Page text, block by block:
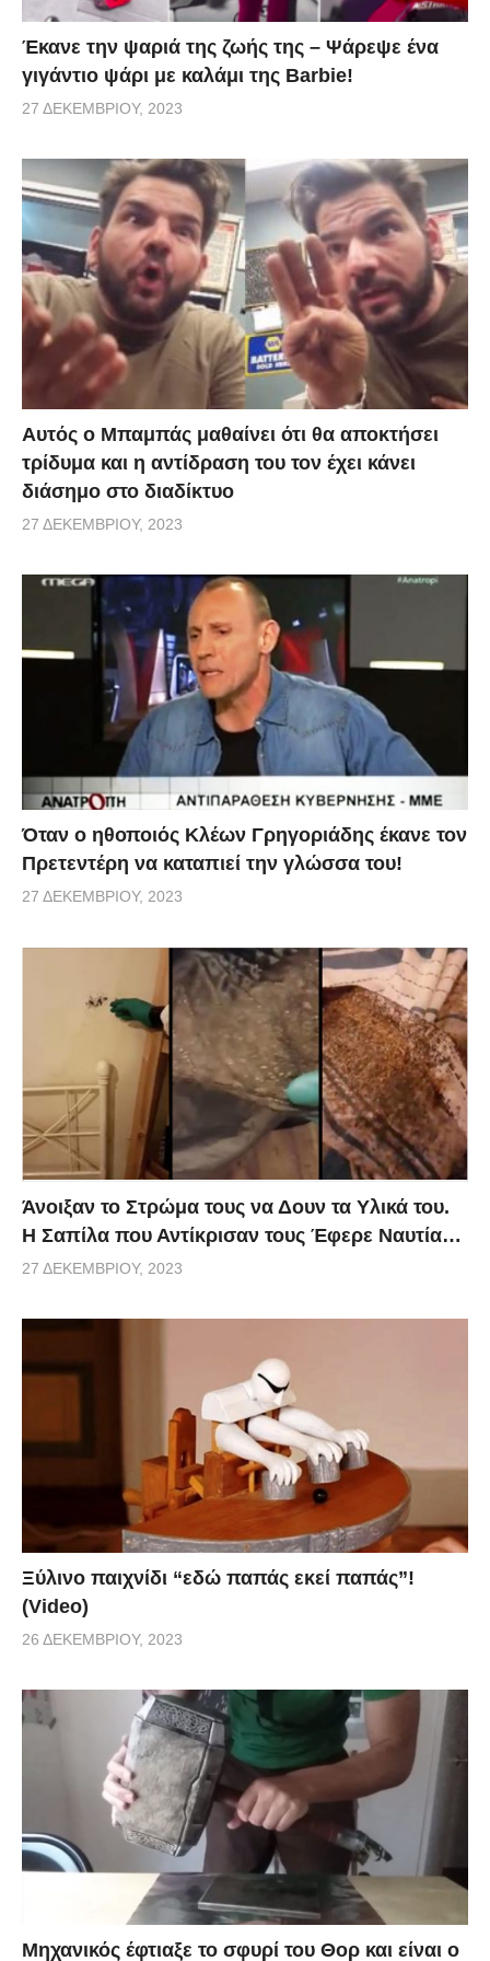
Έκανε την ψαριά της ζωής της – Ψάρεψε ένα
γιγάντιο ψάρι με καλάμι της Barbie!
27 ΔΕΚΕΜΒΡΊΟΥ, 2023
Αυτός ο Μπαμπάς μαθαίνει ότι θα αποκτήσει
τρίδυμα και η αντίδραση του τον έχει κάνει
διάσημο στο διαδίκτυο
27 ΔΕΚΕΜΒΡΊΟΥ, 2023
Όταν ο ηθοποιός Κλέων Γρηγοριάδης έκανε τον
Πρετεντέρη να καταπιεί την γλώσσα του!
27 ΔΕΚΕΜΒΡΊΟΥ, 2023
Άνοιξαν το Στρώμα τους να Δουν τα Υλικά του.
Η Σαπίλα που Αντίκρισαν τους Έφερε Ναυτία…
27 ΔΕΚΕΜΒΡΊΟΥ, 2023
Ξύλινο παιχνίδι “εδώ παπάς εκεί παπάς”!
(Video)
26 ΔΕΚΕΜΒΡΊΟΥ, 2023
Μηχανικός έφτιαξε το σφυρί του Θορ και είναι ο